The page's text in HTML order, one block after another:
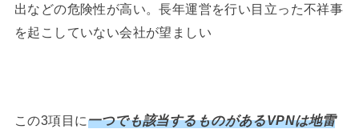
出などの危険性が高い。長年運営を行い目立った不祥事
を起こしていない会社が望ましい
この3項目に一つでも該当するものがあるVPNは地雷